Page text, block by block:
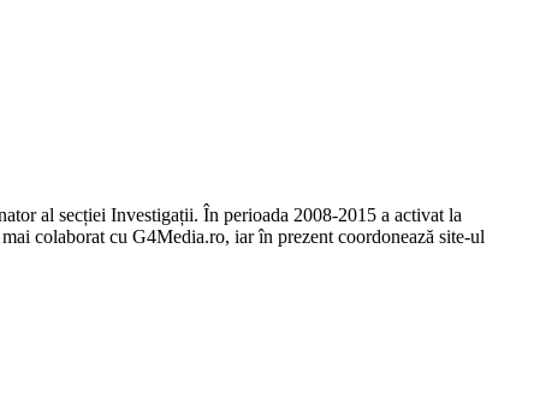
al secției Investigații. În perioada 2008-2015 a activat la
colaborat cu G4Media.ro, iar în prezent coordonează site-ul